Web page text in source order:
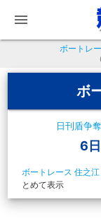
menu
ボートレ
ボ
日刊盾争
6
ボートレース 住之
とめて表示